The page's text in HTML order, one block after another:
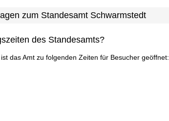
zum Standesamt Schwarmstedt
des Standesamts?
das Amt zu folgenden Zeiten für Besucher geöffnet: